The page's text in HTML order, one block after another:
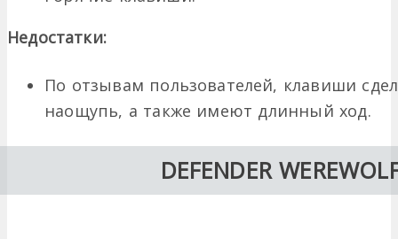
Недостатки:
По отзывам пользователей, клавиши
наощупь, а также имеют длинный ход.
DEFENDER